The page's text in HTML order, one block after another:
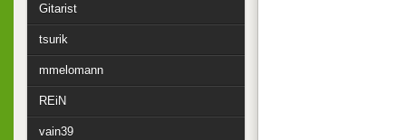
Gitarist
tsurik
mmelomann
REiN
vain39